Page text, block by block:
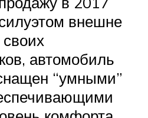
внешне
автомобиль
“умными”